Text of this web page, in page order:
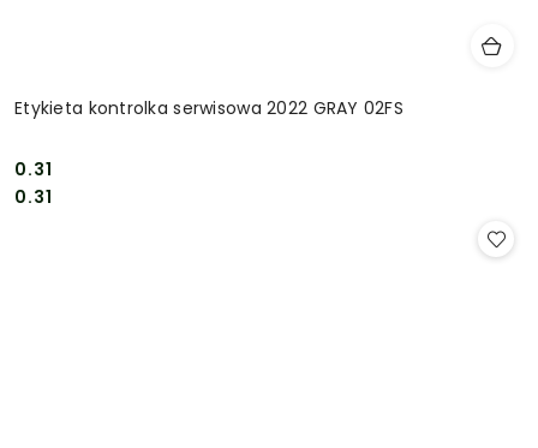
Etykieta kontrolka serwisowa 2022 GRAY 02FS
Cena:
0.31
Cena:
0.31